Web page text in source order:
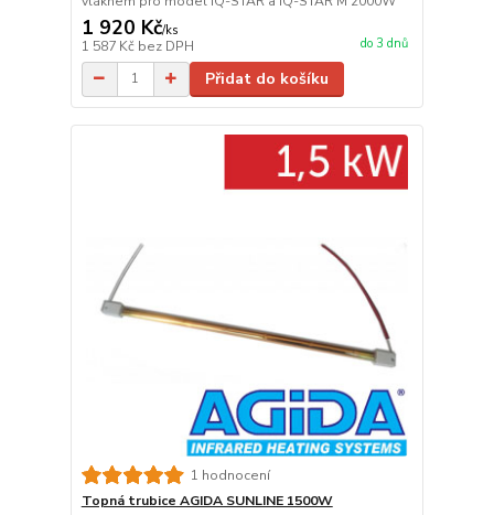
1 920 Kč/ks
1 587 Kč bez DPH do 3 dnů
Přidat do košíku
1 hodnocení
Topná trubice AGIDA SUNLINE 1500W